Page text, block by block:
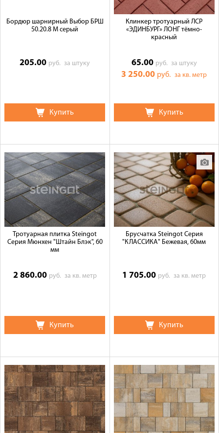
Бордюр шарнирный Выбор БРШ
50.20.8 М серый
205.00 руб.за штуку
Купить
Клинкер тротуарный ЛСР
«ЭДИНБУРГ» ЛОНГ тёмно-
красный
65.00 руб. за штуку
3 250.00 руб.за кв. метр
Купить
Тротуарная плитка Steingot
Серия Мюнхен "Штайн Блэк", 60
мм
2 860.00 руб. за кв. метр
Купить
Брусчатка Steingot Серия
"КЛАССИКА" Бежевая, 60мм
1 705.00 руб.за кв. метр
Купить